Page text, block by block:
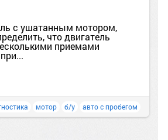
с ушатанным мотором,
что двигатель
приемами
мотор б/у авто с пробегом